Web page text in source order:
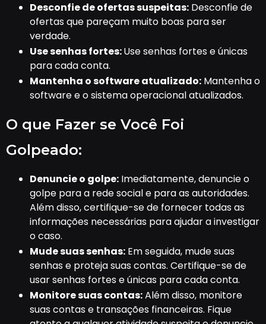
Desconfie de ofertas suspeitas: Desconfie de
ofertas que pareçam muito boas para ser
verdade.
Use senhas fortes:Use senhas fortes e únicas
para cada conta.
Mantenha o software atualizado: Mantenha o
software e o sistema operacional atualizados.
O que Fazer se Você Foi
Golpeado:
Denuncie o golpe: Imediatamente, denuncie o
golpe para a rede social e para as autoridades.
Além disso, certifique-se de fornecer todas as
informações necessárias para ajudar a investigar
o caso.
Mude suas senhas: Em seguida, mude suas
senhas e proteja suas contas. Certifique-se de
usar senhas fortes e únicas para cada conta.
Monitore suas contas:Além disso, monitore
suas contas e transações financeiras. Fique